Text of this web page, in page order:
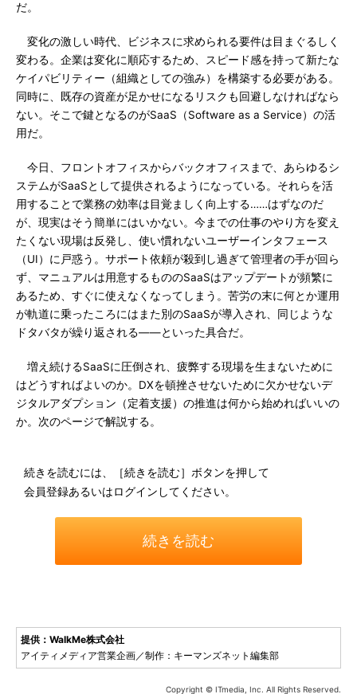
だ。
変化の激しい時代、ビジネスに求められる要件は目まぐるしく
変わる。企業は変化に順応するため、スピード感を持って新たな
ケイパビリティー（組織としての強み）を構築する必要がある。
同時に、既存の資産が足かせになるリスクも回避しなければなら
ない。そこで鍵となるのがSaaS（Software as a Service）の活
用だ。
今日、フロントオフィスからバックオフィスまで、あらゆるシ
ステムがSaaSとして提供されるようになっている。それらを活
用することで業務の効率は目覚ましく向上する……はずなのだ
が、現実はそう簡単にはいかない。今までの仕事のやり方を変え
たくない現場は反発し、使い慣れないユーザーインタフェース
（UI）に戸惑う。サポート依頼が殺到し過ぎて管理者の手が回ら
ず、マニュアルは用意するもののSaaSはアップデートが頻繁に
あるため、すぐに使えなくなってしまう。苦労の末に何とか運用
が軌道に乗ったころにはまた別のSaaSが導入され、同じような
ドタバタが繰り返される――といった具合だ。
増え続けるSaaSに圧倒され、疲弊する現場を生まないために
はどうすればよいのか。DXを頓挫させないために欠かせないデ
ジタルアダプション（定着支援）の推進は何から始めればいいの
か。次のページで解説する。
続きを読むには、［続きを読む］ボタンを押して
会員登録あるいはログインしてください。
続きを読む
提供：WalkMe株式会社
アイティメディア営業企画／制作：キーマンズネット編集部
Copyright © ITmedia, Inc. All Rights Reserved.